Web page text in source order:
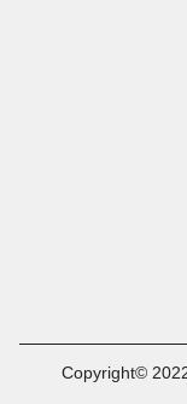
Copyright©